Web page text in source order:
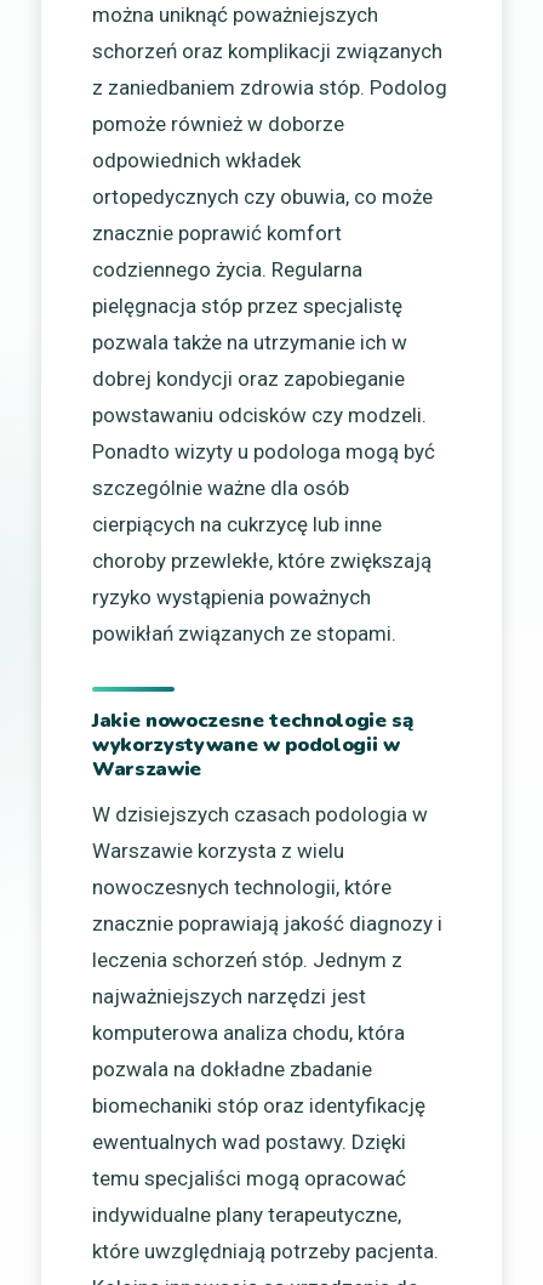
można uniknąć poważniejszych
schorzeń oraz komplikacji związanych
z zaniedbaniem zdrowia stóp. Podolog
pomoże również w doborze
odpowiednich wkładek
ortopedycznych czy obuwia, co może
znacznie poprawić komfort
codziennego życia. Regularna
pielęgnacja stóp przez specjalistę
pozwala także na utrzymanie ich w
dobrej kondycji oraz zapobieganie
powstawaniu odcisków czy modzeli.
Ponadto wizyty u podologa mogą być
szczególnie ważne dla osób
cierpiących na cukrzycę lub inne
choroby przewlekłe, które zwiększają
ryzyko wystąpienia poważnych
powikłań związanych ze stopami.
Jakie nowoczesne technologie są
wykorzystywane w podologii w
Warszawie
W dzisiejszych czasach podologia w
Warszawie korzysta z wielu
nowoczesnych technologii, które
znacznie poprawiają jakość diagnozy i
leczenia schorzeń stóp. Jednym z
najważniejszych narzędzi jest
komputerowa analiza chodu, która
pozwala na dokładne zbadanie
biomechaniki stóp oraz identyfikację
ewentualnych wad postawy. Dzięki
temu specjaliści mogą opracować
indywidualne plany terapeutyczne,
które uwzględniają potrzeby pacjenta.